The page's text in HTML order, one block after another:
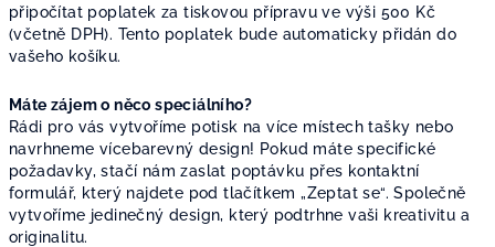
připočítat poplatek za tiskovou přípravu ve výši 500 Kč
(včetně DPH). Tento poplatek bude automaticky přidán do
vašeho košíku.
Máte zájem o něco speciálního?
Rádi pro vás vytvoříme potisk na více místech tašky nebo
navrhneme vícebarevný design! Pokud máte specifické
požadavky, stačí nám zaslat poptávku přes kontaktní
formulář, který najdete pod tlačítkem „Zeptat se“. Společně
vytvoříme jedinečný design, který podtrhne vaši kreativitu a
originalitu.